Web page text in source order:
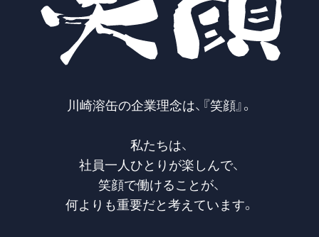
川崎溶缶の企業理念は、『笑顔』。
私たちは、
社員一人ひとりが楽しんで、
笑顔で働けることが、
何よりも重要だと考えています。